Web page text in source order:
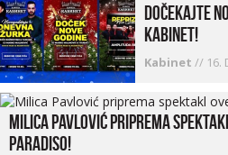
Dočekajte
Kabinet!
Kabinet // 16.
Milica Pavlović priprema
Paradiso!